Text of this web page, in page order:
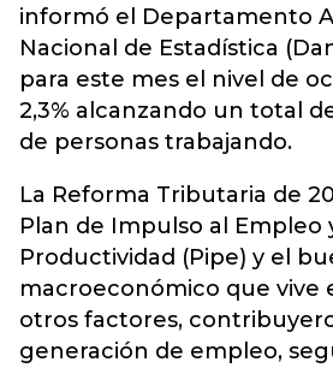
informó el Departamento
Nacional de Estadística
para este mes el nivel de
2,3% alcanzando un total
de personas trabajando.
La Reforma Tributaria de
Plan de Impulso al Empleo
Productividad (Pipe) y el
macroeconómico que vive
otros factores,
generación de empleo,